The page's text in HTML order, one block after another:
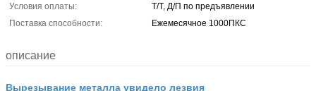
Условия оплаты:
Т/Т, Д/П по предъявлении
Поставка способности:
Ежемесячное 1000ПКС
описание
Вырезывание металла увидело лезвия